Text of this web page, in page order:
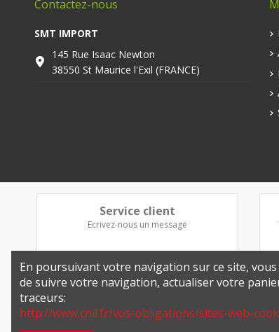
Contactez-nous
SMT IMPORT
145 Rue Isaac Newton
38550 St Maurice l'Exil (FRANCE)
Service client
Ecrivez-nous un message
En poursuivant votre navigation sur ce site,
de suivre votre navigation, actualiser votre
traceurs:
http://www.cnil.fr/vos-obligations/sites-web-